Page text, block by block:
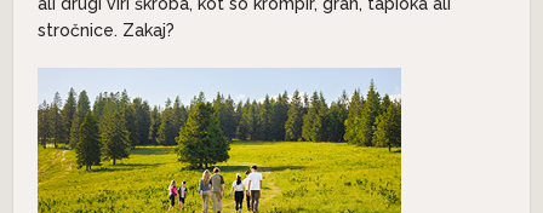
stročnice. Zakaj?